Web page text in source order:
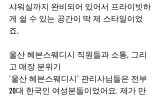
샤워실까지 완비되어 있어서 프라이빗하
게 쉴 수 있는 공간이 딱 제 스타일이었
죠.
울산 헤븐스웨디시 직원들과 소통, 그리
고 매장 분위기
'울산 헤븐스웨디시' 관리사님들은 전부
20대 한국인 여성분들이었어요. 제가 만